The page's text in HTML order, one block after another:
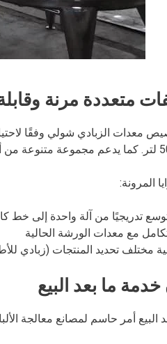
متعددة مرنة
المرونة:
تدريجيًا من آلة واحدة إلى خط
مع معدات الورشة الحالية
مختلف تحديد المنتجات (زبادي
ما بعد البيع
البيع أمر حاسم لمصانع معالجة